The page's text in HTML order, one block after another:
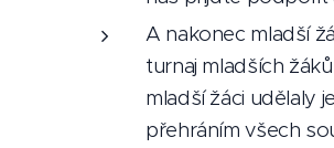
A nakonec mladší
turnaj mladších
mladší žáci udělaly
přehráním všech